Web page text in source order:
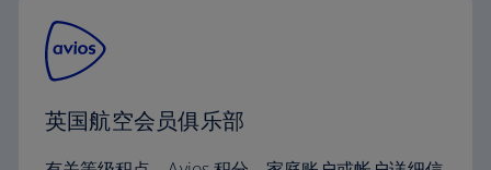
英国航空会员俱乐部